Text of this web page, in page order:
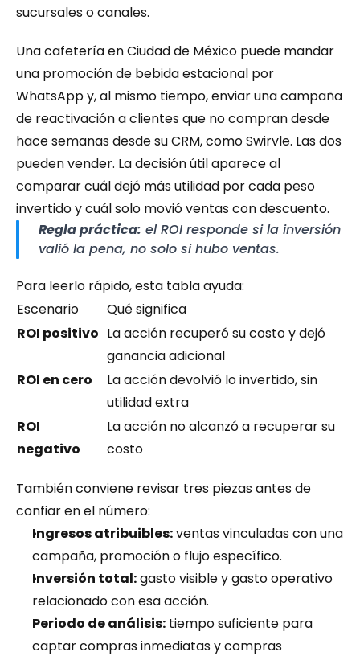
sucursales o canales.
Una cafetería en Ciudad de México puede mandar
una promoción de bebida estacional por
WhatsApp y, al mismo tiempo, enviar una campaña
de reactivación a clientes que no compran desde
hace semanas desde su CRM, como Swirvle. Las dos
pueden vender. La decisión útil aparece al
comparar cuál dejó más utilidad por cada peso
invertido y cuál solo movió ventas con descuento.
Regla práctica: el ROI responde si la inversión
valió la pena, no solo si hubo ventas.
Para leerlo rápido, esta tabla ayuda:
Escenario
Qué significa
ROI positivo La acción recuperó su costo y dejó
ganancia adicional
ROI en cero
La acción devolvió lo invertido, sin
utilidad extra
ROI
negativo
La acción no alcanzó a recuperar su
costo
También conviene revisar tres piezas antes de
confiar en el número:
Ingresos atribuibles: ventas vinculadas con una
campaña, promoción o flujo específico.
Inversión total: gasto visible y gasto operativo
relacionado con esa acción.
Periodo de análisis: tiempo suficiente para
captar compras inmediatas y compras